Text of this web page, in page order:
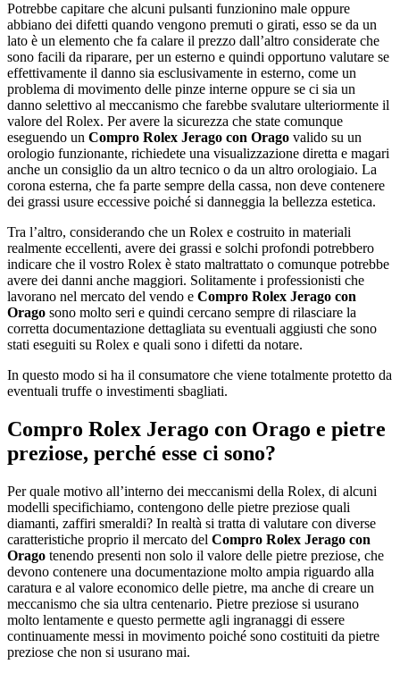
Potrebbe capitare che alcuni pulsanti funzionino male oppure
abbiano dei difetti quando vengono premuti o girati, esso se da un
lato è un elemento che fa calare il prezzo dall’altro considerate che
sono facili da riparare, per un esterno e quindi opportuno valutare se
effettivamente il danno sia esclusivamente in esterno, come un
problema di movimento delle pinze interne oppure se ci sia un
danno selettivo al meccanismo che farebbe svalutare ulteriormente il
valore del Rolex. Per avere la sicurezza che state comunque
eseguendo un Compro Rolex Jerago con Orago valido su un
orologio funzionante, richiedete una visualizzazione diretta e magari
anche un consiglio da un altro tecnico o da un altro orologiaio. La
corona esterna, che fa parte sempre della cassa, non deve contenere
dei grassi usure eccessive poiché si danneggia la bellezza estetica.
Tra l’altro, considerando che un Rolex e costruito in materiali
realmente eccellenti, avere dei grassi e solchi profondi potrebbero
indicare che il vostro Rolex è stato maltrattato o comunque potrebbe
avere dei danni anche maggiori. Solitamente i professionisti che
lavorano nel mercato del vendo e Compro Rolex Jerago con
Orago sono molto seri e quindi cercano sempre di rilasciare la
corretta documentazione dettagliata su eventuali aggiusti che sono
stati eseguiti su Rolex e quali sono i difetti da notare.
In questo modo si ha il consumatore che viene totalmente protetto da
eventuali truffe o investimenti sbagliati.
Compro Rolex Jerago con Orago e pietre
preziose, perché esse ci sono?
Per quale motivo all’interno dei meccanismi della Rolex, di alcuni
modelli specifichiamo, contengono delle pietre preziose quali
diamanti, zaffiri smeraldi? In realtà si tratta di valutare con diverse
caratteristiche proprio il mercato del Compro Rolex Jerago con
Orago tenendo presenti non solo il valore delle pietre preziose, che
devono contenere una documentazione molto ampia riguardo alla
caratura e al valore economico delle pietre, ma anche di creare un
meccanismo che sia ultra centenario. Pietre preziose si usurano
molto lentamente e questo permette agli ingranaggi di essere
continuamente messi in movimento poiché sono costituiti da pietre
preziose che non si usurano mai.